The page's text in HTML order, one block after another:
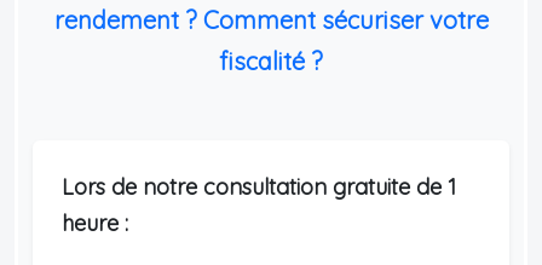
rendement ? Comment sécuriser votre
fiscalité ?
Lors de notre consultation gratuite de 1
heure :